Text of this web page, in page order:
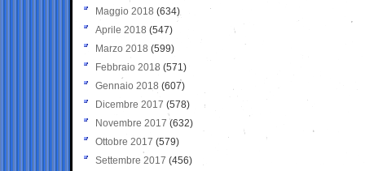
Maggio 2018 (634)
Aprile 2018 (547)
Marzo 2018 (599)
Febbraio 2018 (571)
Gennaio 2018 (607)
Dicembre 2017 (578)
Novembre 2017 (632)
Ottobre 2017 (579)
Settembre 2017 (456)